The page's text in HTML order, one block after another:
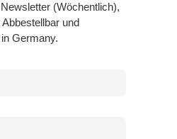
(Wöchentlich),
und
Germany.